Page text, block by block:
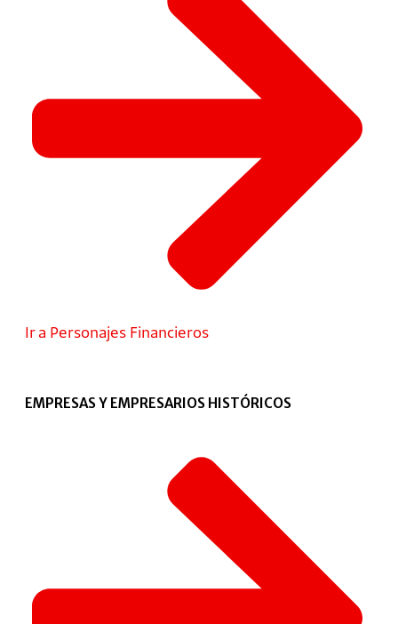
Ir a Personajes Financieros
EMPRESAS Y EMPRESARIOS HISTÓRICOS